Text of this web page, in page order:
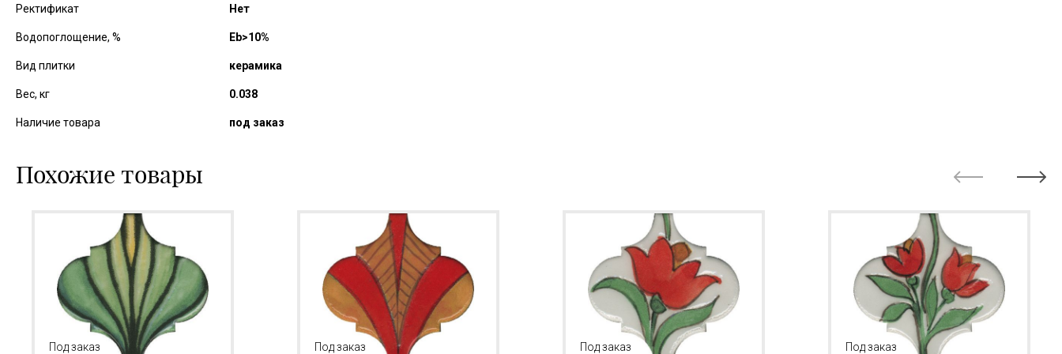
Ректификат Нет
Водопоглощение, % Еb>10%
Вид плитки керамика
Вес, кг 0.038
Наличие товара под заказ
Похожие товары
Под заказ Под заказ Под заказ Под заказ